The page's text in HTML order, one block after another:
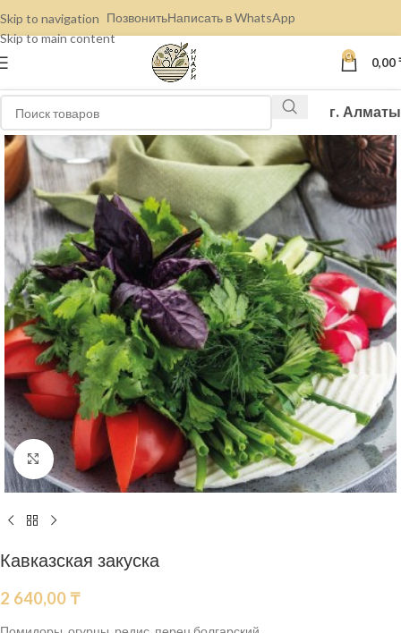
Skip to navigation
Skip to main content
ПозвонитьНаписать в WhatsApp
0 0,00
г. Алматы
Нажмите, чтобы увеличить
Кавказская закуска
2 640,00 ₸